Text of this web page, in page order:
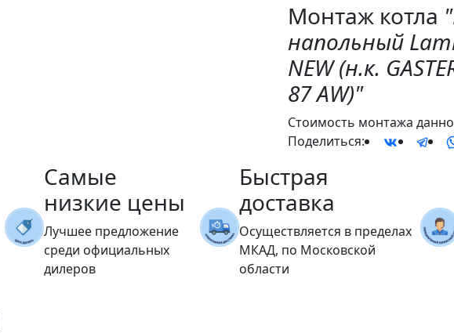
Монтаж котла
напольный
NEW (н.к.
87 AW)"
Стоимость монтажа
Поделиться:
Самые
низкие цены
Лучшее предложение
среди официальных
дилеров
Быстрая
доставка
Осуществляется в пределах
МКАД, по Московской
области